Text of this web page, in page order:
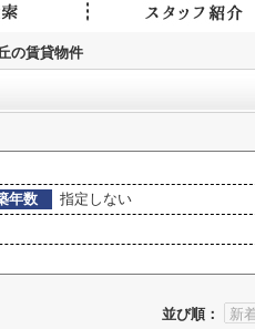
の賃貸物件
年数
指定しない
並び順：